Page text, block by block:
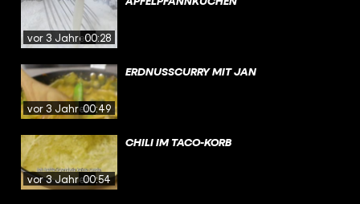
vor 3 Jahren00:28
vor 3 Jahren00:49
ERDNUSSCURRY MIT JAN
vor 3 Jahren00:54
CHILI IM TACO-KORB